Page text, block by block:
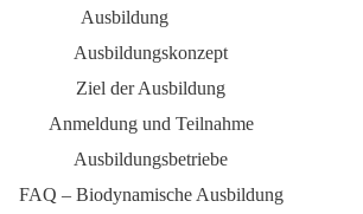
Ausbildung
Ausbildungskonzept
Ziel der Ausbildung
Anmeldung und Teilnahme
Ausbildungsbetriebe
FAQ – Biodynamische Ausbildung